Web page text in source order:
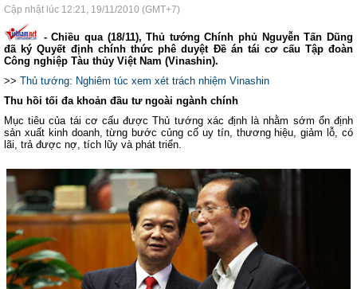
Cập nhật lúc 12:21, 19/11/2010 (GMT+7)
- Chiều qua (18/11), Thủ tướng Chính phủ Nguyễn Tấn Dũng
đã ký Quyết định chính thức phê duyệt Đề án tái cơ cấu Tập đoàn
Công nghiệp Tàu thủy Việt Nam (Vinashin).
>> Thủ tướng: Nghiêm túc xem xét trách nhiệm Vinashin
Thu hồi tối đa khoản đầu tư ngoài ngành chính
Mục tiêu của tái cơ cấu được Thủ tướng xác định là nhằm sớm ổn định
sản xuất kinh doanh, từng bước củng cố uy tín, thương hiệu, giảm lỗ, có
lãi, trả được nợ, tích lũy và phát triển.